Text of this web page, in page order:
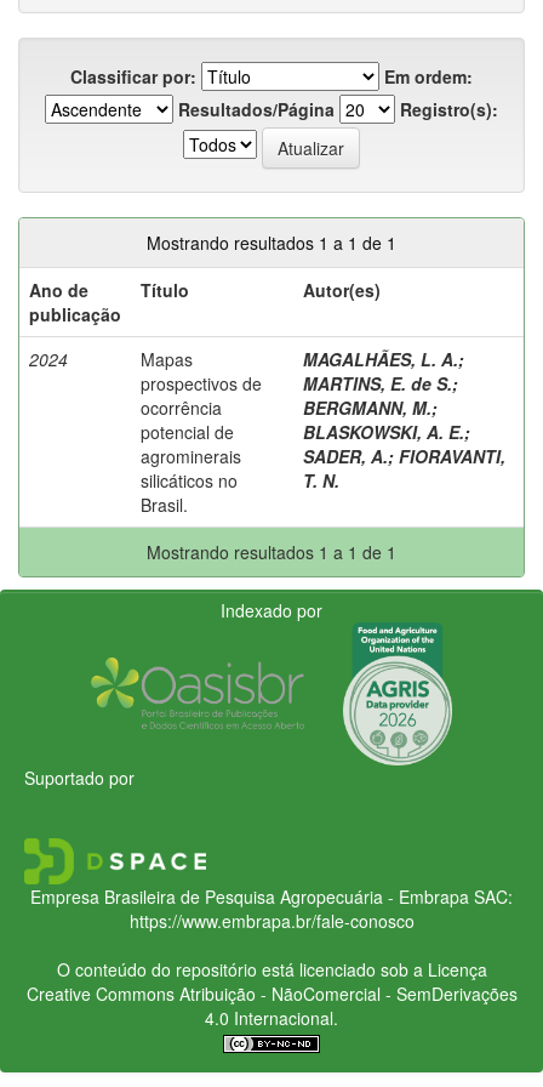
Classificar por:
Em ordem:
Resultados/Página
Registro(s):
Mostrando resultados 1 a 1 de 1
Ano de
publicação
Título Autor(es)
2024
Mapas
prospectivos de
ocorrência
potencial de
agrominerais
silicáticos no
Brasil.
MAGALHÃES, L. A.;
MARTINS, E. de S.;
BERGMANN, M.;
BLASKOWSKI, A. E.;
SADER, A.; FIORAVANTI,
T. N.
Mostrando resultados 1 a 1 de 1
Indexado por
Suportado por
Empresa Brasileira de Pesquisa Agropecuária - Embrapa SAC:
https://www.embrapa.br/fale-conosco
O conteúdo do repositório está licenciado sob a Licença
Creative CommonsAtribuição - NãoComercial - SemDerivações
4.0 Internacional.